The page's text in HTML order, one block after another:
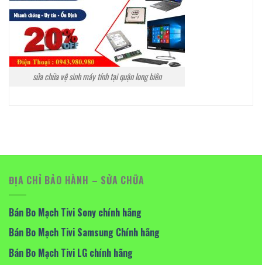
sửa chữa vệ sinh máy tính tại quận long biên
ĐỊA CHỈ BẢO HÀNH – SỬA CHỮA
Bán Bo Mạch Tivi Sony chính hãng
Bán Bo Mạch Tivi Samsung Chính hãng
Bán Bo Mạch Tivi LG chính hãng